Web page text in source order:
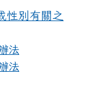
性別有關之
法
法